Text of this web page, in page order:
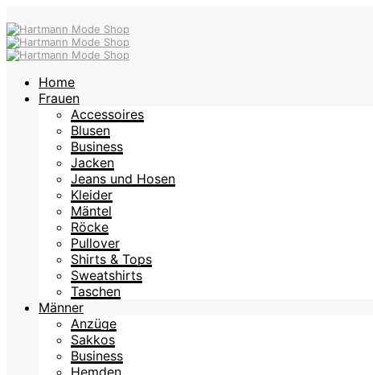
Home
Frauen
Accessoires
Blusen
Business
Jacken
Jeans und Hosen
Kleider
Mäntel
Röcke
Pullover
Shirts & Tops
Sweatshirts
Taschen
Männer
Anzüge
Sakkos
Business
Hemden